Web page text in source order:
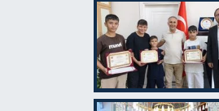
Çorum Müftülüğü
Denizli Müftülüğü
Biyografiler
Diyanet TV